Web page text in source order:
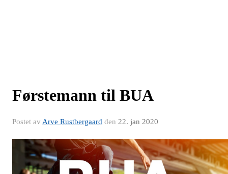
Førstemann til BUA
Postet av Arve Rustbergaard den 22. jan 2020